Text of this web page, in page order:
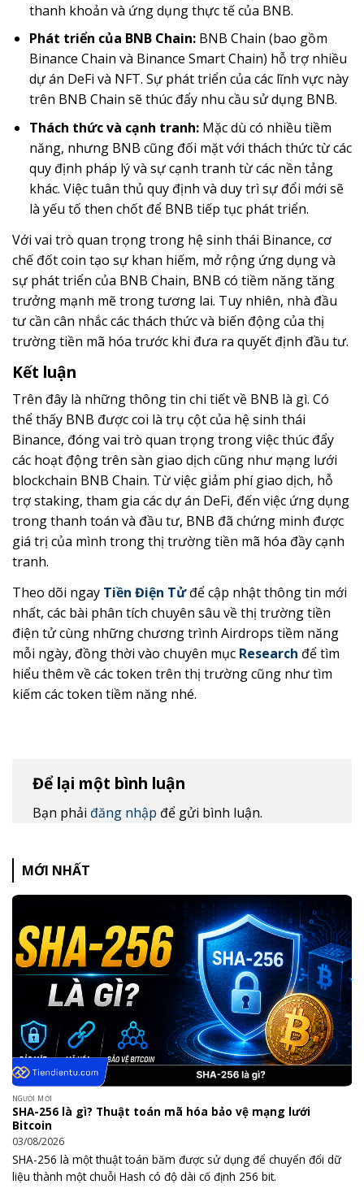
thanh khoản và ứng dụng thực tế của BNB.
Phát triển của BNB Chain:BNB Chain (bao gồm
Binance Chain và Binance Smart Chain) hỗ trợ nhiều
dự án DeFi và NFT. Sự phát triển của các lĩnh vực này
trên BNB Chain sẽ thúc đẩy nhu cầu sử dụng BNB.
Thách thức và cạnh tranh:Mặc dù có nhiều tiềm
năng, nhưng BNB cũng đối mặt với thách thức từ các
quy định pháp lý và sự cạnh tranh từ các nền tảng
khác. Việc tuân thủ quy định và duy trì sự đổi mới sẽ
là yếu tố then chốt để BNB tiếp tục phát triển.
Với vai trò quan trọng trong hệ sinh thái Binance, cơ
chế đốt coin tạo sự khan hiếm, mở rộng ứng dụng và
sự phát triển của BNB Chain, BNB có tiềm năng tăng
trưởng mạnh mẽ trong tương lai. Tuy nhiên, nhà đầu
tư cần cân nhắc các thách thức và biến động của thị
trường tiền mã hóa trước khi đưa ra quyết định đầu tư.
Kết luận
Trên đây là những thông tin chi tiết về BNB là gì. Có
thể thấy BNB được coi là trụ cột của hệ sinh thái
Binance, đóng vai trò quan trọng trong việc thúc đẩy
các hoạt động trên sàn giao dịch cũng như mạng lưới
blockchain BNB Chain. Từ việc giảm phí giao dịch, hỗ
trợ staking, tham gia các dự án DeFi, đến việc ứng dụng
trong thanh toán và đầu tư, BNB đã chứng minh được
giá trị của mình trong thị trường tiền mã hóa đầy cạnh
tranh.
Theo dõi ngay Tiền Điện Tửđể cập nhật thông tin mới
nhất, các bài phân tích chuyên sâu về thị trường tiền
điện tử cùng những chương trình Airdrops tiềm năng
mỗi ngày, đồng thời vào chuyên mục Research để tìm
hiểu thêm về các token trên thị trường cũng như tìm
kiếm các token tiềm năng nhé.
Để lại một bình luận
Bạn phải đăng nhập để gửi bình luận.
MỚI NHẤT
NGƯỜI MỚI
SHA-256 là gì? Thuật toán mã hóa bảo vệ mạng lưới
Bitcoin
03/08/2026
SHA-256 là một thuật toán băm được sử dụng để chuyển đổi dữ
liệu thành một chuỗi Hash có độ dài cố định 256 bit.